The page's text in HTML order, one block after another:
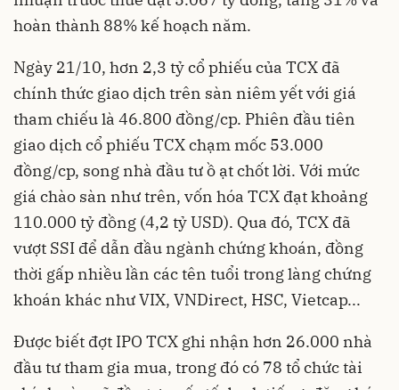
hoàn thành 88% kế hoạch năm.
Ngày 21/10, hơn 2,3 tỷ cổ phiếu của TCX đã
chính thức giao dịch trên sàn niêm yết với giá
tham chiếu là 46.800 đồng/cp. Phiên đầu tiên
giao dịch cổ phiếu TCX chạm mốc 53.000
đồng/cp, song nhà đầu tư ồ ạt chốt lời. Với mức
giá chào sàn như trên, vốn hóa TCX đạt khoảng
110.000 tỷ đồng (4,2 tỷ USD). Qua đó, TCX đã
vượt SSI để dẫn đầu ngành chứng khoán, đồng
thời gấp nhiều lần các tên tuổi trong làng chứng
khoán khác như VIX, VNDirect, HSC, Vietcap...
Được biết đợt IPO TCX ghi nhận hơn 26.000 nhà
đầu tư tham gia mua, trong đó có 78 tổ chức tài